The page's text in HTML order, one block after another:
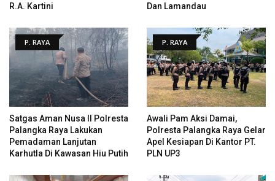
R.A. Kartini
Dan Lamandau
P. RAYA
Satgas Aman Nusa II Polresta
Palangka Raya Lakukan
Pemadaman Lanjutan
Karhutla Di Kawasan Hiu Putih
P. RAYA
Awali Pam Aksi Damai,
Polresta Palangka Raya Gelar
Apel Kesiapan Di Kantor PT.
PLN UP3